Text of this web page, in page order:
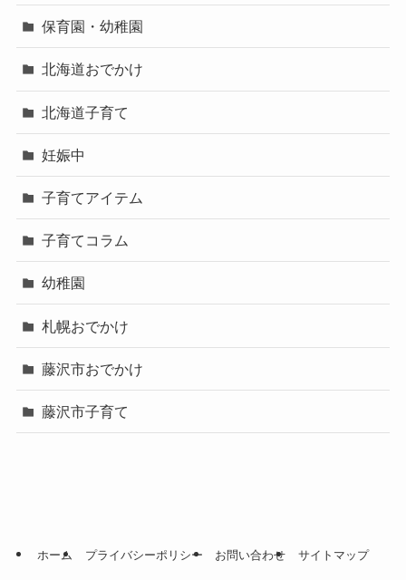
保育園・幼稚園
北海道おでかけ
北海道子育て
妊娠中
子育てアイテム
子育てコラム
幼稚園
札幌おでかけ
藤沢市おでかけ
藤沢市子育て
ホーム プライバシーポリシー お問い合わせ サイトマップ